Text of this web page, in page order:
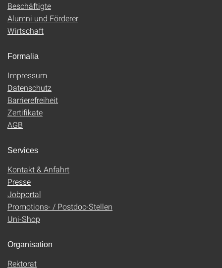
Beschäftigte
Alumni und Förderer
Wirtschaft
Formalia
Impressum
Datenschutz
Barrierefreiheit
Zertifikate
AGB
Services
Kontakt & Anfahrt
Presse
Jobportal
Promotions- / Postdoc-Stellen
Uni-Shop
Organisation
Rektorat